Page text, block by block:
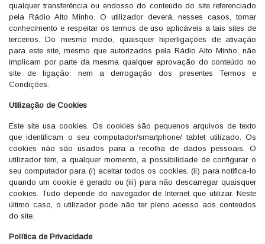
qualquer transferência ou endosso do conteúdo do site referenciado
pela Rádio Alto Minho. O utilizador deverá, nesses casos, tomar
conhecimento e respeitar os termos de uso aplicáveis a tais sites de
terceiros. Do mesmo modo, quaisquer hiperligações de ativação
para este site, mesmo que autorizados pela Rádio Alto Minho, não
implicam por parte da mesma qualquer aprovação do conteúdo no
site de ligação, nem a derrogação dos presentes Termos e
Condições.
Utilização de Cookies
Este site usa cookies. Os cookies são pequenos arquivos de texto
que identificam o seu computador/smartphone/ tablet utilizado. Os
cookies não são usados para a recolha de dados pessoais. O
utilizador tem, a qualquer momento, a possibilidade de configurar o
seu computador para (i) aceitar todos os cookies, (ii) para notifica-lo
quando um cookie é gerado ou (iii) para não descarregar quaisquer
cookies. Tudo depende do navegador de Internet que utilizar. Neste
último caso, o utilizador pode não ter pleno acesso aos conteúdos
do site.
Política de Privacidade